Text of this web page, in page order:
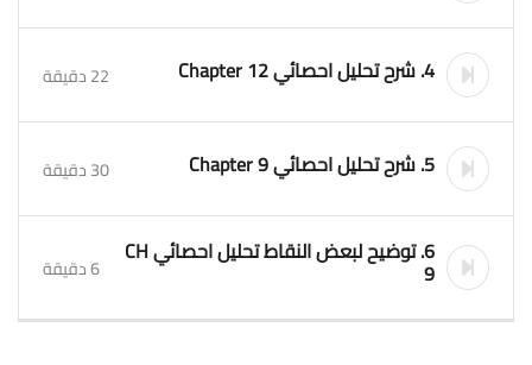
4. شرح تحليل احصائي Chapter 12 22 دقيقة
5. شرح تحليل احصائي Chapter 9 30 دقيقة
6. توضيح لبعض النقاط تحليل احصائي CH
9 6 دقيقة